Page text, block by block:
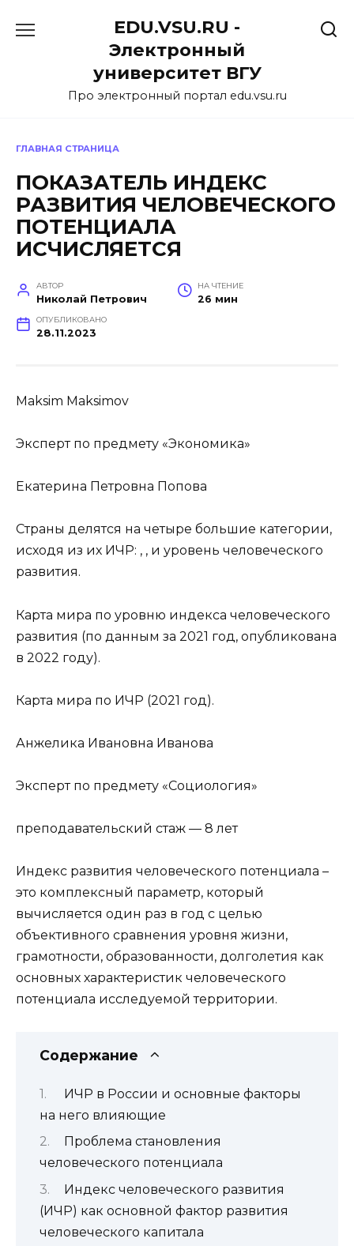
EDU.VSU.RU -
Электронный
университет ВГУ
Про электронный портал edu.vsu.ru
ГЛАВНАЯ СТРАНИЦА
ПОКАЗАТЕЛЬ ИНДЕКС
РАЗВИТИЯ ЧЕЛОВЕЧЕСКОГО
ПОТЕНЦИАЛА
ИСЧИСЛЯЕТСЯ
АВТОР
Николай Петрович
НА ЧТЕНИЕ
26 мин
ОПУБЛИКОВАНО
28.11.2023
Maksim Maksimov
Эксперт по предмету «Экономика»
Екатерина Петровна Попова
Страны делятся на четыре большие категории,
исходя из их ИЧР: , , и уровень человеческого
развития.
Карта мира по уровню индекса человеческого
развития (по данным за 2021 год, опубликована
в 2022 году).
Карта мира по ИЧР (2021 год).
Анжелика Ивановна Иванова
Эксперт по предмету «Социология»
преподавательский стаж — 8 лет
Индекс развития человеческого потенциала –
это комплексный параметр, который
вычисляется один раз в год с целью
объективного сравнения уровня жизни,
грамотности, образованности, долголетия как
основных характеристик человеческого
потенциала исследуемой территории.
Содержание
ИЧР в России и основные факторы
на него влияющие
Проблема становления
человеческого потенциала
Индекс человеческого развития
(ИЧР) как основной фактор развития
человеческого капитала